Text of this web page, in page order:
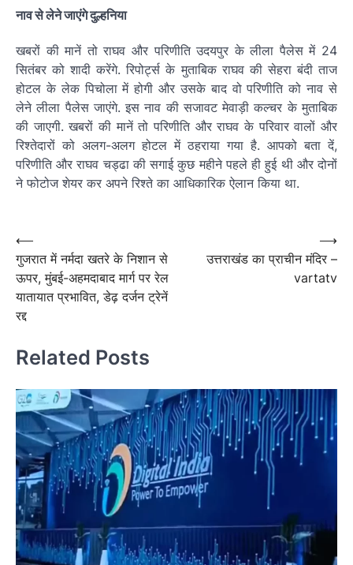
नाव से लेने जाएंगे दुल्हनिया
खबरों की मानें तो राघव और परिणीति उदयपुर के लीला पैलेस में 24
सितंबर को शादी करेंगे. रिपोर्ट्स के मुताबिक राघव की सेहरा बंदी ताज
होटल के लेक पिचोला में होगी और उसके बाद वो परिणीति को नाव से
लेने लीला पैलेस जाएंगे. इस नाव की सजावट मेवाड़ी कल्चर के मुताबिक
की जाएगी. खबरों की मानें तो परिणीति और राघव के परिवार वालों और
रिश्तेदारों को अलग-अलग होटल में ठहराया गया है. आपको बता दें,
परिणीति और राघव चड्ढा की सगाई कुछ महीने पहले ही हुई थी और दोनों
ने फोटोज शेयर कर अपने रिश्ते का आधिकारिक ऐलान किया था.
navigation
Post
navigation
⟵
गुजरात में नर्मदा खतरे के निशान से
ऊपर, मुंबई-अहमदाबाद मार्ग पर रेल
यातायात प्रभावित, डेढ़ दर्जन ट्रेनें
रद्द
उत्तराखंड का प्राचीन मंदिर –
vartatv
⟶
Related Posts